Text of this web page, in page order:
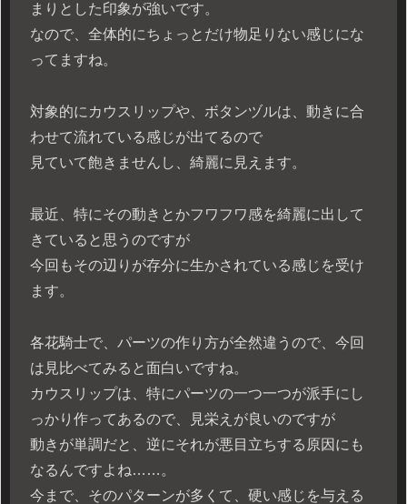
まりとした印象が強いです。
なので、全体的にちょっとだけ物足りない感じにな
ってますね。
対象的にカウスリップや、ボタンヅルは、動きに合
わせて流れている感じが出てるので
見ていて飽きませんし、綺麗に見えます。
最近、特にその動きとかフワフワ感を綺麗に出して
きていると思うのですが
今回もその辺りが存分に生かされている感じを受け
ます。
各花騎士で、パーツの作り方が全然違うので、今回
は見比べてみると面白いですね。
カウスリップは、特にパーツの一つ一つが派手にし
っかり作ってあるので、見栄えが良いのですが
動きが単調だと、逆にそれが悪目立ちする原因にも
なるんですよね……。
今まで、そのパターンが多くて、硬い感じを与える